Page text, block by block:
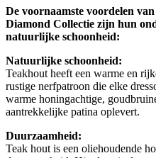
De voornaamste voordelen
Diamond Collectie zijn hun
natuurlijke schoonheid:
Natuurlijke schoonheid:
Teakhout heeft een warme en
rustige nerfpatroon die elke
warme honingachtige,
aantrekkelijke patina oplevert.
Duurzaamheid:
Teak hout is een oliehoudende